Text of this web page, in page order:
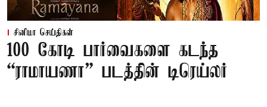
சினிமா செய்திகள்
100 கோடி பார்வைகளை கடந்த
“ராமாயணா” படத்தின் டிரெய்லர்